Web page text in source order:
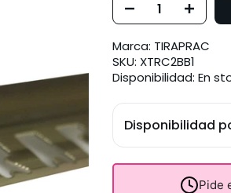
Marca: TIRAPRAC
SKU: XTRC2BB1
Disponibilidad: En
Disponibilidad
Pide